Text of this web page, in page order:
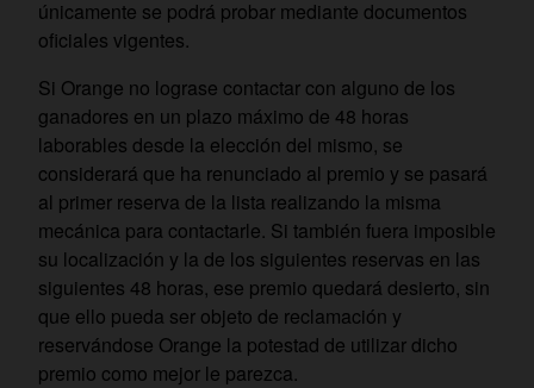
únicamente se podrá probar mediante documentos
oficiales vigentes.
Si Orange no lograse contactar con alguno de los
ganadores en un plazo máximo de 48 horas
laborables desde la elección del mismo, se
considerará que ha renunciado al premio y se pasará
al primer reserva de la lista realizando la misma
mecánica para contactarle. Si también fuera imposible
su localización y la de los siguientes reservas en las
siguientes 48 horas, ese premio quedará desierto, sin
que ello pueda ser objeto de reclamación y
reservándose Orange la potestad de utilizar dicho
premio como mejor le parezca.